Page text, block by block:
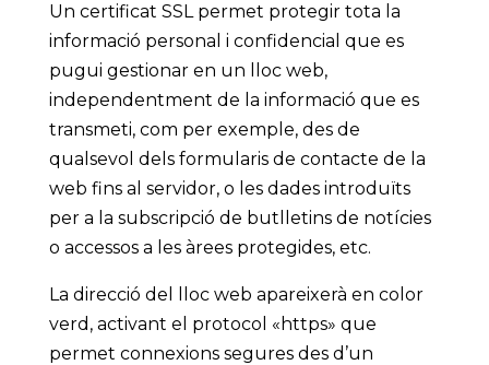
Un certificat SSL permet protegir tota la
informació personal i confidencial que es
pugui gestionar en un lloc web,
independentment de la informació que es
transmeti, com per exemple, des de
qualsevol dels formularis de contacte de la
web fins al servidor, o les dades introduïts
per a la subscripció de butlletins de notícies
o accessos a les àrees protegides, etc.
La direcció del lloc web apareixerà en color
verd, activant el protocol «https» que
permet connexions segures des d’un